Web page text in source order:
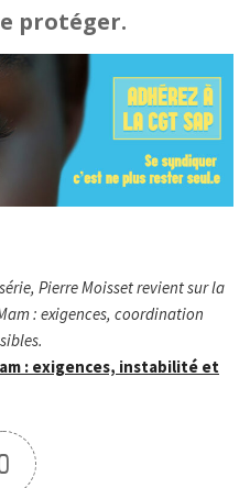
protéger.
Pierre Moisset revient sur la
: exigences, coordination
: exigences, instabilité et